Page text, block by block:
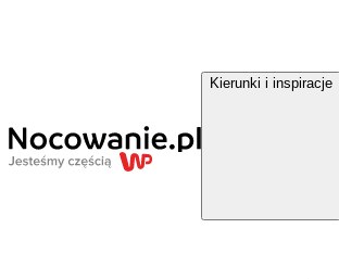
Kierunki i inspiracje